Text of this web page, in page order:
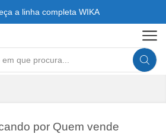
a linha completa WIKA
Search
por Quem vende